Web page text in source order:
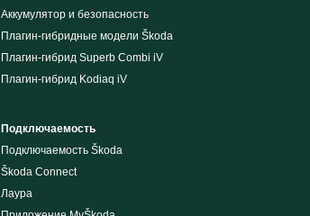
Аккумулятор и безопасность
Плагин-гибридные модели Škoda
Плагин-гибрид Superb Combi iV
Плагин-гибрид Kodiaq iV
Подключаемость
Подключаемость Škoda
Škoda Connect
Лаура